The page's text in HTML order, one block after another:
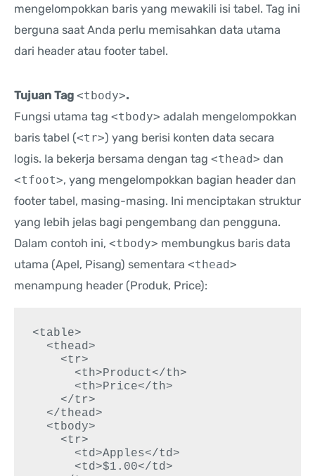
mengelompokkan baris yang mewakili isi tabel. Tag ini
berguna saat Anda perlu memisahkan data utama
dari header atau footer tabel.
Tujuan Tag <tbody>.
Fungsi utama tag <tbody> adalah mengelompokkan
baris tabel (<tr>) yang berisi konten data secara
logis. Ia bekerja bersama dengan tag <thead> dan
<tfoot>, yang mengelompokkan bagian header dan
footer tabel, masing-masing. Ini menciptakan struktur
yang lebih jelas bagi pengembang dan pengguna.
Dalam contoh ini, <tbody> membungkus baris data
utama (Apel, Pisang) sementara <thead>
menampung header (Produk, Price):
<table>